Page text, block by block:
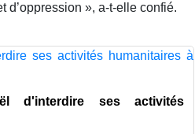
d’oppression », a-t-elle confié.
d'interdire ses activités